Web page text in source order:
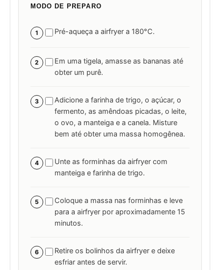
MODO DE PREPARO
1 Pré-aqueça a airfryer a 180°C.
2
Em uma tigela, amasse as bananas até
obter um purê.
3
Adicione a farinha de trigo, o açúcar, o
fermento, as amêndoas picadas, o leite,
o ovo, a manteiga e a canela. Misture
bem até obter uma massa homogênea.
4
Unte as forminhas da airfryer com
manteiga e farinha de trigo.
5
Coloque a massa nas forminhas e leve
para a airfryer por aproximadamente 15
minutos.
6
Retire os bolinhos da airfryer e deixe
esfriar antes de servir.